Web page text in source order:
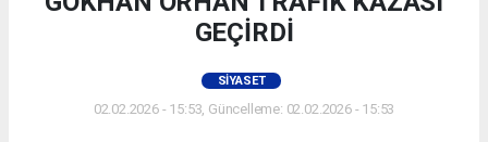
GEÇİRDİ
SIYASET
02.02.2026 - 15:53, Güncelleme: 02.02.2026 - 15:53